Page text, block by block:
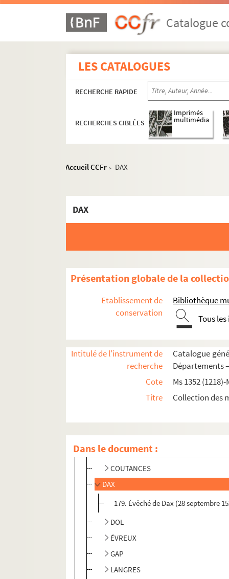
Catalogue
LES CATALOGUES
RECHERCHE RAPIDE
RECHERCHES CIBLÉES
Imprimés
multimédia
Accueil CCFr > DAX
DAX
Présentation globale de la
Etablissement de
conservation
Bibliothèque
Tous
Intitulé de l'instrument de
recherche
Catalogue
Départements
Cote
Ms 1352
Titre
Collection des
Dans le document :
Ms 1412 (1277). Recueil de pièces
Ms 1413 (1278). Recueil de pièces,
Ms 1414 (1279). Recueil de pièces,
Ms 1416 (1281). Recueil de pièces
Ms 1417 (1282). Recueil de pièces
Ms 1418 (1283). Recueil de pièces
Ms 1419 (1284). Recueil de pièces,
Ms 1420 (1285). Recueil de pièces,
Ms 1421 (1286). Recueil d'actes notariés et
Ms 1425 (1290). Recueil de pièces
Ms 1426 (1291). Recueil de pièces,
Ms 1428 (1293). Tome II
CAMBRAI
CASTRES
CHALONS-SUR-MARNE
COLOGNE
COMMINGES
CONDOM
COUTANCES
DAX
179. Évêché de Dax (28 septembre
DOL
ÉVREUX
GAP
LANGRES